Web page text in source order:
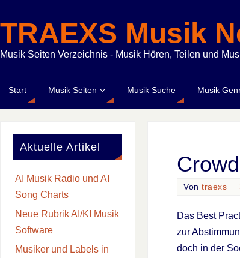
TRAEXS Musik
Musik Seiten Verzeichnis - Musik Hören, Teilen und
Start Musik Seiten Musik Suche Musik
Von traexs
Das Best
zur
doch in der
Aktuelle Artikel
AI Musik Radio und AI
Song Charts
Neue Rubrik AI/KI Musik
Software
Musiker und Labels in